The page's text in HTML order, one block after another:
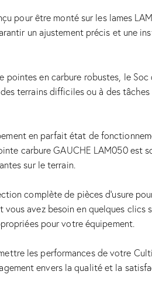
pour être monté sur les lames
un ajustement précis et
en carbure robustes, le
terrains difficiles ou à des
en parfait état de
carbure GAUCHE LAM050
sur le terrain.
complète de pièces d’usure
avez besoin en quelques
pour votre équipement.
les performances de votre
envers la qualité et la